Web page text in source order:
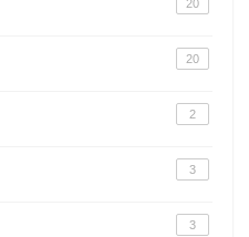
20
20
2
3
3